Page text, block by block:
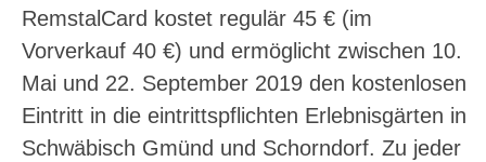
RemstalCard kostet regulär 45 € (im
Vorverkauf 40 €) und ermöglicht zwischen 10.
Mai und 22. September 2019 den kostenlosen
Eintritt in die eintrittspflichten Erlebnisgärten in
Schwäbisch Gmünd und Schorndorf. Zu jeder